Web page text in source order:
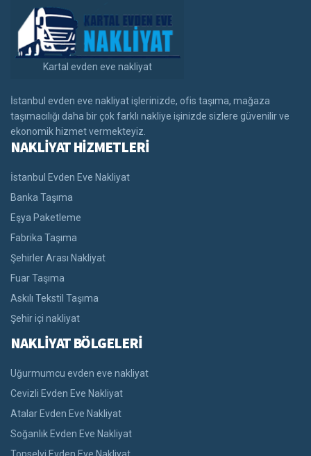
Kartal evden eve nakliyat
İstanbul evden eve nakliyat işlerinizde, ofis taşıma, mağaza
taşımacılığı daha bir çok farklı nakliye işinizde sizlere güvenilir ve
ekonomik hizmet vermekteyiz.
NAKLİYAT HİZMETLERİ
İstanbul Evden Eve Nakliyat
Banka Taşıma
Eşya Paketleme
Fabrika Taşıma
Şehirler Arası Nakliyat
Fuar Taşıma
Askılı Tekstil Taşıma
Şehir içi nakliyat
NAKLİYAT BÖLGELERİ
Uğurmumcu evden eve nakliyat
Cevizli Evden Eve Nakliyat
Atalar Evden Eve Nakliyat
Soğanlık Evden Eve Nakliyat
Topselvi Evden Eve Nakliyat